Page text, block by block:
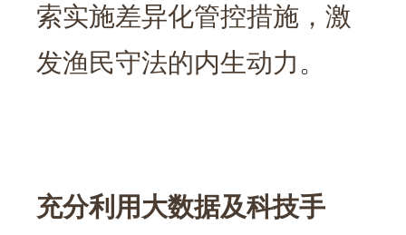
索实施差异化管控措施，激
发渔民守法的内生动力。
充分利用大数据及科技手